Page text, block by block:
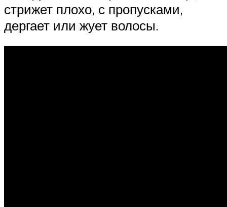
стрижет плохо, с пропусками,
дергает или жует волосы.